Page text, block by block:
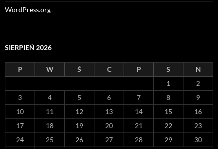
WordPress.org
SIERPIEŃ 2026
P W Ś C P S
N
1
2
3
4 5 6 7 8
9
10
11 12 13 14 15
16
17
18 19 20 21 22
23
24
25 26 27 28 29
30